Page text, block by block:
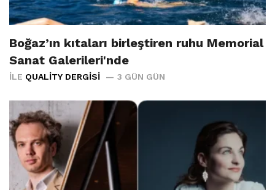
Boğaz’ın kıtaları birleştiren ruhu Memorial
Sanat Galerileri'nde
İLE QUALITY DERGISI 3 GÜN GÜN